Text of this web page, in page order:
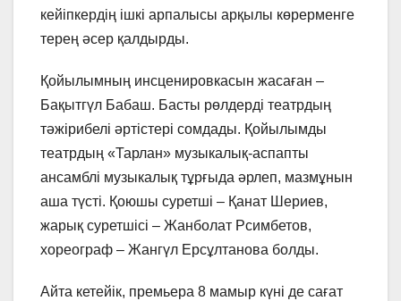
кейіпкердің ішкі арпалысы арқылы көрерменге
терең әсер қалдырды.
Қойылымның инсценировкасын жасаған –
Бақытгүл Бабаш. Басты рөлдерді театрдың
тәжірибелі әртістері сомдады. Қойылымды
театрдың «Тарлан» музыкалық-аспапты
ансамблі музыкалық тұрғыда әрлеп, мазмұнын
аша түсті. Қоюшы суретші – Қанат Шериев,
жарық суретшісі – Жанболат Рсимбетов,
хореограф – Жангүл Ерсұлтанова болды.
Айта кетейік, премьера 8 мамыр күні де сағат